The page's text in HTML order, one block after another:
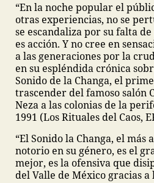
“En la noche popular el
otras experiencias, no se
se escandaliza por su falta
es acción. Y no cree en
a las generaciones por la
en su espléndida crónica
Sonido de la Changa, el
trascender del famoso salón
Neza a las colonias de la
1991 (Los Rituales del Caos,
“El Sonido la Changa, el más
notorio en su género, es el
mejor, es la ofensiva que
del Valle de México gracias